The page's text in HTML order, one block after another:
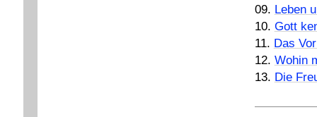
09. Leben
10. Gott
11. Das
12. Wohin
13. Die